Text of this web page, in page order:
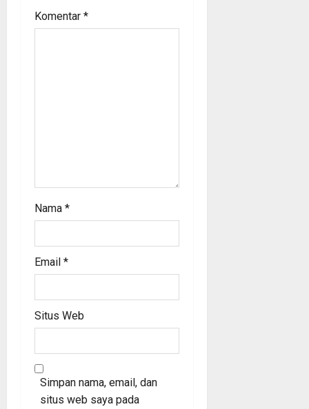
tKomentar *
Nama *
Email *
Situs Web
Simpan nama, email, dan
situs web saya pada